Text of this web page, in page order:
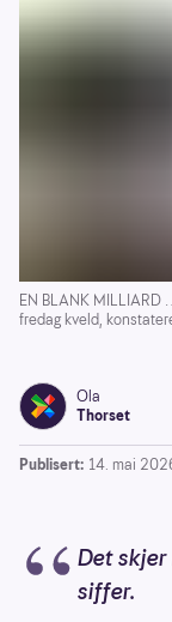
EN BLANK
fredag kveld,
Ola
Thorset
Publisert: 14. mai
Det
siffer.